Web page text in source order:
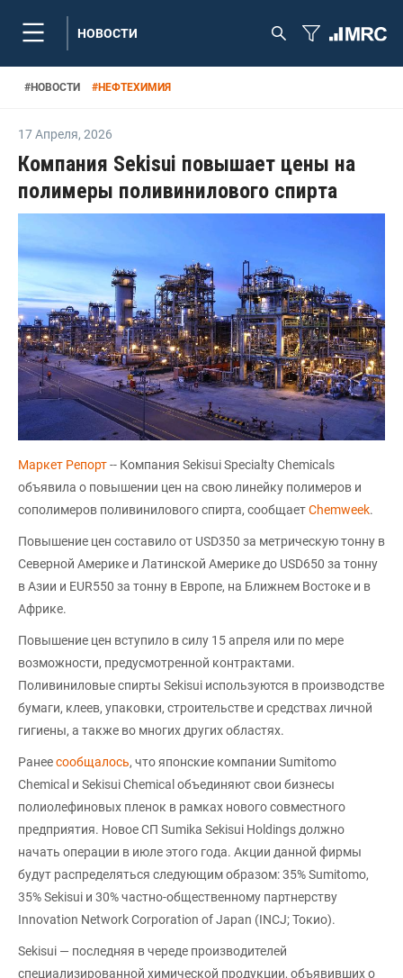
НОВОСТИ
#НОВОСТИ #НЕФТЕХИМИЯ
17 Апреля, 2026
Компания Sekisui повышает цены на
полимеры поливинилового спирта
Маркет Репорт-- Компания Sekisui Specialty Chemicals
объявила о повышении цен на свою линейку полимеров и
сополимеров поливинилового спирта, сообщаетChemweek.
Повышение цен составило от USD350 за метрическую тонну в
Северной Америке и Латинской Америке до USD650 за тонну
в Азии и EUR550 за тонну в Европе, на Ближнем Востоке и в
Африке.
Повышение цен вступило в силу 15 апреля или по мере
возможности, предусмотренной контрактами.
Поливиниловые спирты Sekisui используются в производстве
бумаги, клеев, упаковки, строительстве и средствах личной
гигиены, а также во многих других областях.
Ранеесообщалось, что японские компании Sumitomo
Chemical и Sekisui Chemical объединяют свои бизнесы
полиолефиновых пленок в рамках нового совместного
предприятия. Новое СП Sumika Sekisui Holdings должно
начать операции в июле этого года. Акции данной фирмы
будут распределяться следующим образом: 35% Sumitomo,
35% Sekisui и 30% частно-общественному партнерству
Innovation Network Corporation of Japan (INCJ; Токио).
Sekisui — последняя в череде производителей
специализированной химической продукции, объявивших о